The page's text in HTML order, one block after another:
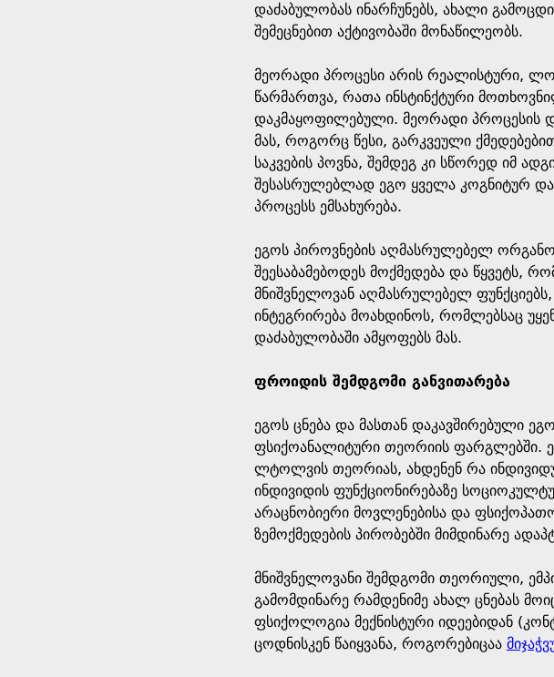
დაძაბულობას ინარჩუნებს, ახალი
შემეცნებით აქტივობაში მონაწილეობს.
მეორადი პროცესი არის რეალისტური,
წარმართვა, რათა ინსტინქტური
დაკმაყოფილებული. მეორადი პროცესის
მას, როგორც წესი, გარკვეული
საკვების პოვნა, შემდეგ კი სწორედ იმ
შესასრულებლად ეგო ყველა კოგნიტურ
პროცესს ემსახურება.
ეგოს პიროვნების აღმასრულებელ
შეესაბამებოდეს მოქმედება და
მნიშვნელოვან აღმასრულებელ
ინტეგრირება მოახდინოს, რომლებსაც
დაძაბულობაში ამყოფებს მას.
ფროიდის შემდგომი განვითარება
ეგოს ცნება და მასთან დაკავშირებული
ფსიქოანალიტური თეორიის ფარგლებში.
ლტოლვის თეორიას, ახდენენ რა
ინდივიდის ფუნქციონირებაზე
არაცნობიერი მოვლენებისა და
ზემოქმედების პირობებში მიმდინარე
მნიშვნელოვანი შემდგომი თეორიული,
გამომდინარე რამდენიმე ახალ ცნებას
ფსიქოლოგია მექნისტური იდეებიდან
ცოდნისკენ წაიყვანა, როგორებიცაა